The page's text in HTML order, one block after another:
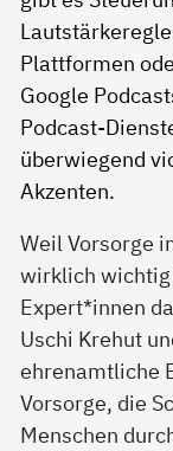
Weil Vorsorge
wirklich wichtig
Expert*innen
Uschi Krehut
ehrenamtliche
Vorsorge, die
Menschen